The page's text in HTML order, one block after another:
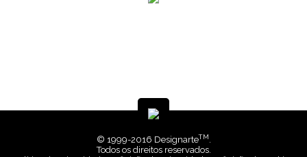
© 1999-2016 DesignarteTM.
Todos os direitos reservados.